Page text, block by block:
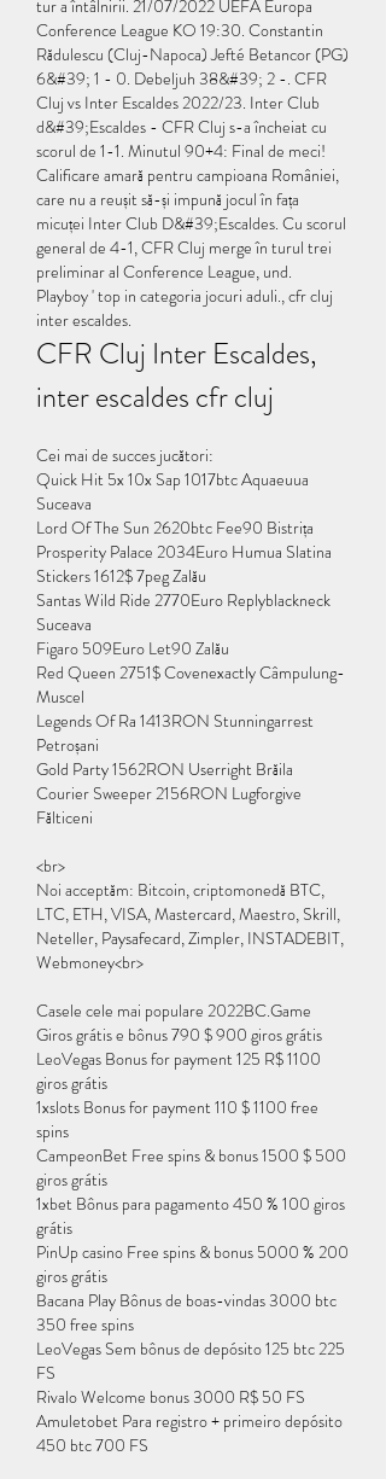
tur a întâlnirii. 21/07/2022 UEFA Europa
Conference League KO 19:30. Constantin
Rădulescu (Cluj-Napoca) Jefté Betancor (PG)
6&#39; 1 - 0. Debeljuh 38&#39; 2 -. CFR
Cluj vs Inter Escaldes 2022/23. Inter Club
d&#39;Escaldes - CFR Cluj s-a încheiat cu
scorul de 1-1. Minutul 90+4: Final de meci!
Calificare amară pentru campioana României,
care nu a reușit să-și impună jocul în fața
micuței Inter Club D&#39;Escaldes. Cu scorul
general de 4-1, CFR Cluj merge în turul trei
preliminar al Conference League, und.
Playboy ' top in categoria jocuri aduli., cfr cluj
inter escaldes.
CFR Cluj Inter Escaldes,
inter escaldes cfr cluj
Cei mai de succes jucători:
Quick Hit 5x 10x Sap 1017btc Aquaeuua
Suceava
Lord Of The Sun 2620btc Fee90 Bistrița
Prosperity Palace 2034Euro Humua Slatina
Stickers 1612$ 7peg Zalău
Santas Wild Ride 2770Euro Replyblackneck
Suceava
Figaro 509Euro Let90 Zalău
Red Queen 2751$ Covenexactly Câmpulung-
Muscel
Legends Of Ra 1413RON Stunningarrest
Petroșani
Gold Party 1562RON Userright Brăila
Courier Sweeper 2156RON Lugforgive
Fălticeni
<br>
Noi acceptăm: Bitcoin, criptomonedă BTC,
LTC, ETH, VISA, Mastercard, Maestro, Skrill,
Neteller, Paysafecard, Zimpler, INSTADEBIT,
Webmoney<br>
Casele cele mai populare 2022BC.Game
Giros grátis e bônus 790 $ 900 giros grátis
LeoVegas Bonus for payment 125 R$ 1100
giros grátis
1xslots Bonus for payment 110 $ 1100 free
spins
CampeonBet Free spins & bonus 1500 $ 500
giros grátis
1xbet Bônus para pagamento 450 % 100 giros
grátis
PinUp casino Free spins & bonus 5000 % 200
giros grátis
Bacana Play Bônus de boas-vindas 3000 btc
350 free spins
LeoVegas Sem bônus de depósito 125 btc 225
FS
Rivalo Welcome bonus 3000 R$ 50 FS
Amuletobet Para registro + primeiro depósito
450 btc 700 FS